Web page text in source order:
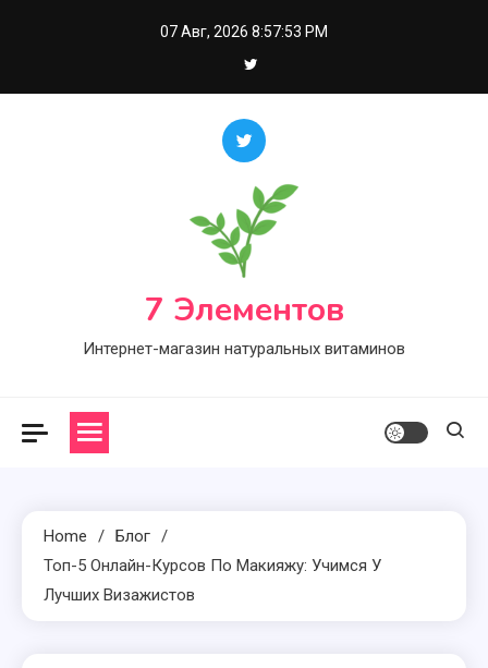
07 Авг, 2026 8:57:54 PM
7 Элементов
Интернет-магазин натуральных витаминов
Home
Блог
Топ-5 Онлайн-Курсов По Макияжу: Учимся У
Лучших Визажистов